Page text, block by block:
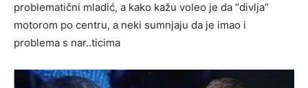
problematični mladić, a kako kažu voleo je da “divlja”
motorom po centru, a neki sumnjaju da je imao i
problema s nar..ticima